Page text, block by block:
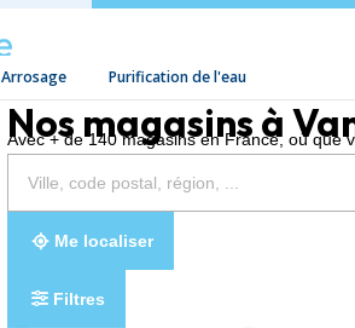
Arrosage Purification de l'eau
Nos magasins à
Avec + de 140 magasins en France, où que
Veuillez
renseigner
{{count}}
résultat(s)
Me localiser
Filtres